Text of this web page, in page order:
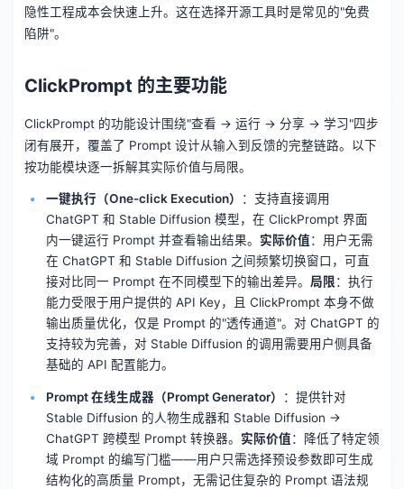
隐性工程成本会快速上升。这在选择开源工具时是常见的"免费
陷阱"。
ClickPrompt 的主要功能
ClickPrompt 的功能设计围绕"查看 → 运行 → 分享 → 学习"四步
闭有展开，覆盖了 Prompt 设计从输入到反馈的完整链路。以下
按功能模块逐一拆解其实际价值与局限。
一键执行（One-click Execution）
：支持直接调用
ChatGPT 和 Stable Diffusion 模型，在 ClickPrompt 界面
内一键运行 Prompt 并查看输出结果。 实际价值：用户无需
在 ChatGPT 和 Stable Diffusion 之间频繁切换窗口，可直
接对比同一 Prompt 在不同模型下的输出差异。 局限：执行
能力受限于用户提供的 API Key，且 ClickPrompt 本身不做
输出质量优化，仅是 Prompt 的"透传通道"。对 ChatGPT 的
支持较为完善，对 Stable Diffusion 的调用需要用户侧具备
基础的 API 配置能力。
Prompt 在线生成器（Prompt Generator）
：提供针对
Stable Diffusion 的人物生成器和 Stable Diffusion →
ChatGPT 跨模型 Prompt 转换器。 实际价值：降低了特定领
域 Prompt 的编写门槛——用户只需选择预设参数即可生成
结构化的高质量 Prompt，无需记住复杂的 Prompt 语法规